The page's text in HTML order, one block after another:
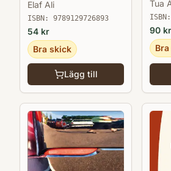
Elaf Ali
ISBN: 9789129726893
54 kr
Bra skick
Lägg till
Tua
ISBN:
90 kr